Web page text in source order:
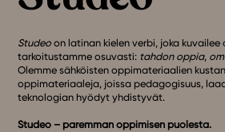
Studeo on latinan kielen verbi, joka kuvailee
tarkoitustamme osuvasti: tahdon oppia,
Olemme sähköisten oppimateriaalien
oppimateriaaleja, joissa pedagogisuus,
teknologian hyödyt yhdistyvät.
Studeo – paremman oppimisen puolesta.